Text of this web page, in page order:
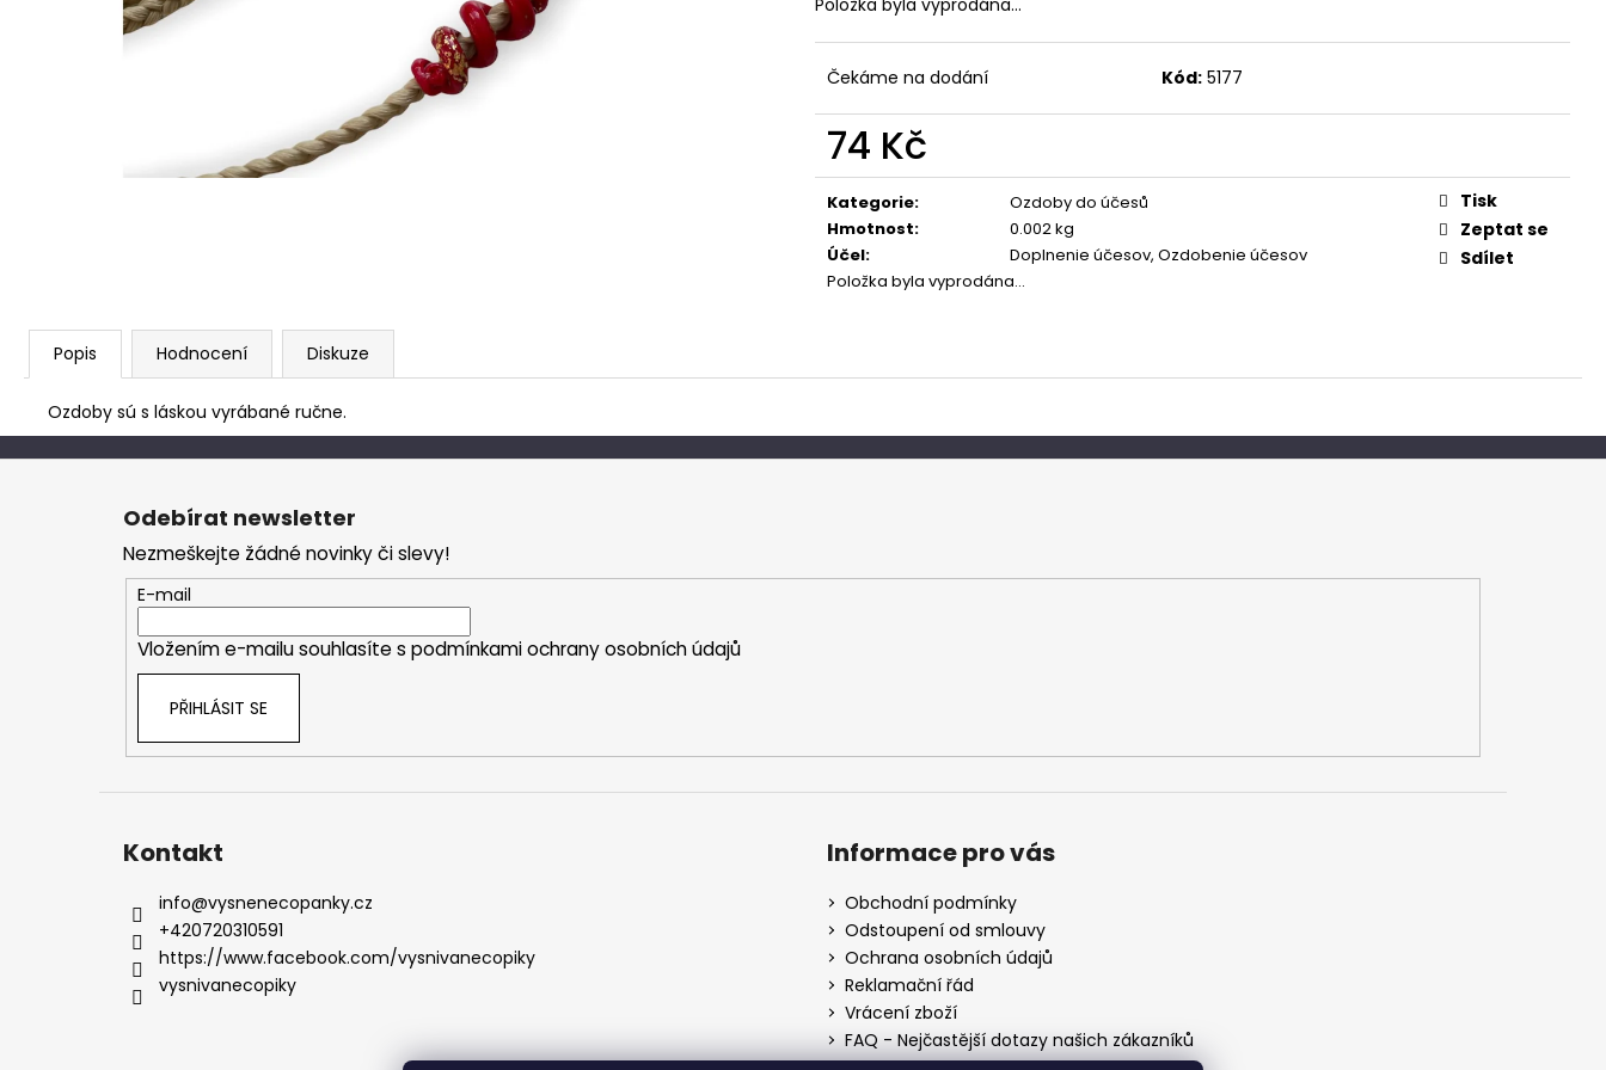
Čekáme na dodání Kód: 5177
74 Kč
Měrná
cena:
Kategorie:
Ozdoby do účesů
Hmotnost:
0.002 kg
Účel:
Doplnenie účesov, Ozdobenie účesov
Položka byla vyprodána…
Tisk
Zeptat se
Sdílet
Popis Hodnocení Diskuze
Ozdoby sú s láskou vyrábané ručne.
Z
Odebírat newsletter
Nezmeškejte žádné novinky či slevy!
E-mail
Vložením e-mailu souhlasíte s podmínkami ochrany osobních údajů
PŘIHLÁSIT SE
Kontakt
info@vysnenecopanky.cz
+420720310591
https://www.facebook.com/vysnivanecopiky
vysnivanecopiky
Informace pro vás
Obchodní podmínky
Odstoupení od smlouvy
Ochrana osobních údajů
Reklamační řád
Vrácení zboží
FAQ - Nejčastější dotazy našich zákazníků